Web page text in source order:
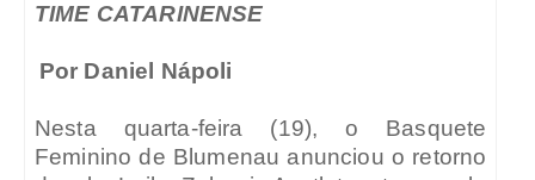
TIME CATARINENSE
Por Daniel Nápoli
Nesta quarta-feira (19), o Basquete
Feminino de Blumenau anunciou o retorno